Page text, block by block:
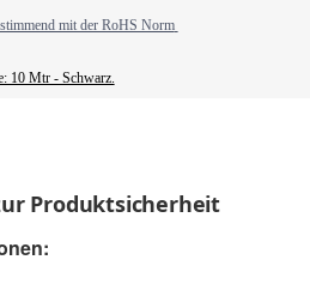
mit der RoHS Norm
10 Mtr - Schwarz.
Produktsicherheit